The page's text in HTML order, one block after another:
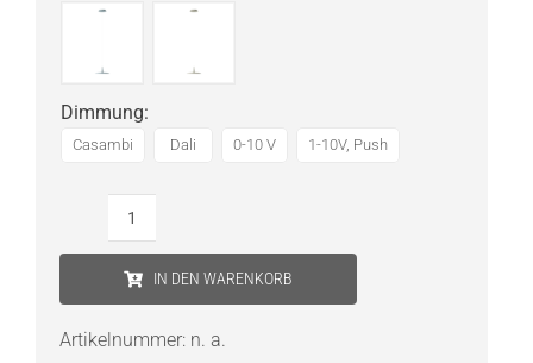
Dimmung:
Casambi Dali 0-10 V 1-10V, Push
IN DEN WARENKORB
Artikelnummer: n. a.